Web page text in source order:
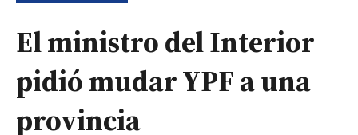
El ministro del Interior
pidió mudar YPF a una
provincia